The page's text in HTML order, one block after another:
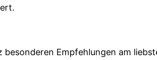
Empfehlungen am